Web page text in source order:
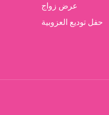
عرض زواج
حفل توديع العزوبية